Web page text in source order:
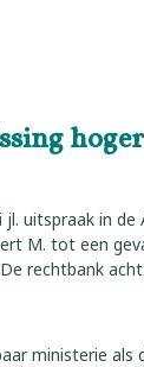
uitspraak in de
M. tot een
rechtbank
ministerie als